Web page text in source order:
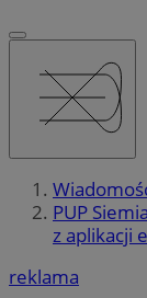
PUP
z aplikacji
reklama